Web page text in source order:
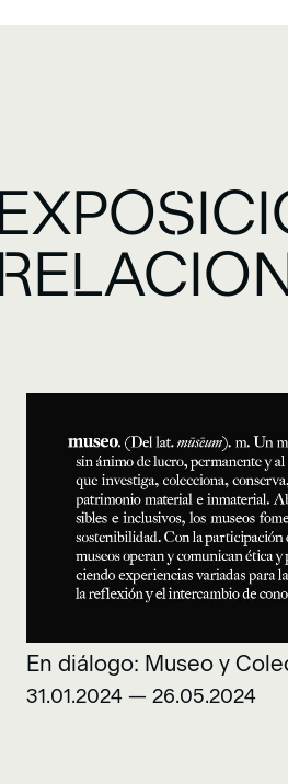
En diálogo: Museo y
31.01.2024 — 26.05.2024